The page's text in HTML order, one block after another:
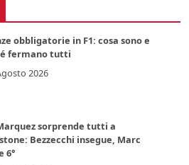
obbligatorie in F1: cosa sono e
fermano tutti
2026
sorprende tutti a
Bezzecchi insegue, Marc
6°